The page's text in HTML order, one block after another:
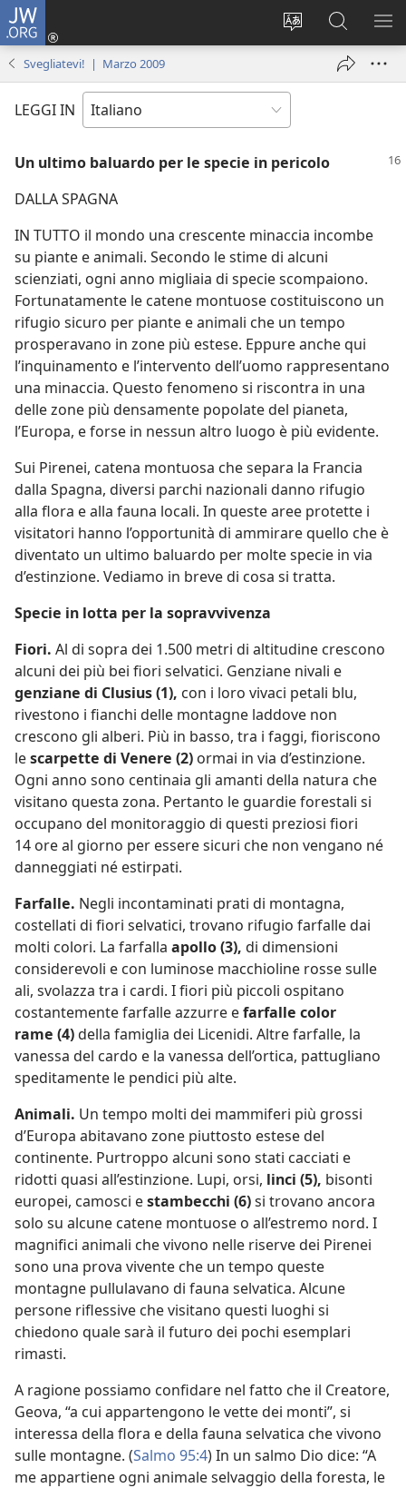
JW.ORG
Modificare
Accedi
(apre
finestra)
Cerca
in
JW.ORG
Svegliatevi! | Marzo 2009
LEGGI IN
Un ultimo baluardo per le specie in pericolo
DALLA SPAGNA
IN TUTTO il mondo una crescente minaccia incombe
su piante e animali. Secondo le stime di alcuni
scienziati, ogni anno migliaia di specie scompaiono.
Fortunatamente le catene montuose costituiscono un
rifugio sicuro per piante e animali che un tempo
prosperavano in zone più estese. Eppure anche qui
l’inquinamento e l’intervento dell’uomo rappresentano
una minaccia. Questo fenomeno si riscontra in una
delle zone più densamente popolate del pianeta,
l’Europa, e forse in nessun altro luogo è più evidente.
Sui Pirenei, catena montuosa che separa la Francia
dalla Spagna, diversi parchi nazionali danno rifugio
alla flora e alla fauna locali. In queste aree protette i
visitatori hanno l’opportunità di ammirare quello che è
diventato un ultimo baluardo per molte specie in via
d’estinzione. Vediamo in breve di cosa si tratta.
Specie in lotta per la sopravvivenza
Fiori. Al di sopra dei 1.500 metri di altitudine crescono
alcuni dei più bei fiori selvatici. Genziane nivali e
genziane di Clusius (1), con i loro vivaci petali blu,
rivestono i fianchi delle montagne laddove non
crescono gli alberi. Più in basso, tra i faggi, fioriscono
lescarpette di Venere (2) ormai in via d’estinzione.
Ogni anno sono centinaia gli amanti della natura che
visitano questa zona. Pertanto le guardie forestali si
occupano del monitoraggio di questi preziosi fiori
14 ore al giorno per essere sicuri che non vengano né
danneggiati né estirpati.
Farfalle. Negli incontaminati prati di montagna,
costellati di fiori selvatici, trovano rifugio farfalle dai
molti colori. La farfalla apollo (3), di dimensioni
considerevoli e con luminose macchioline rosse sulle
ali, svolazza tra i cardi. I fiori più piccoli ospitano
costantemente farfalle azzurre efarfalle color
rame (4)della famiglia dei Licenidi. Altre farfalle, la
vanessa del cardo e la vanessa dell’ortica, pattugliano
speditamente le pendici più alte.
Animali. Un tempo molti dei mammiferi più grossi
d’Europa abitavano zone piuttosto estese del
continente. Purtroppo alcuni sono stati cacciati e
ridotti quasi all’estinzione. Lupi, orsi, linci (5), bisonti
europei, camosci estambecchi (6)si trovano ancora
solo su alcune catene montuose o all’estremo nord. I
magnifici animali che vivono nelle riserve dei Pirenei
sono una prova vivente che un tempo queste
montagne pullulavano di fauna selvatica. Alcune
persone riflessive che visitano questi luoghi si
chiedono quale sarà il futuro dei pochi esemplari
rimasti.
A ragione possiamo confidare nel fatto che il Creatore,
Geova, “a cui appartengono le vette dei monti”, si
interessa della flora e della fauna selvatica che vivono
sulle montagne. (Salmo 95:4) In un salmo Dio dice: “A
me appartiene ogni animale selvaggio della foresta, le